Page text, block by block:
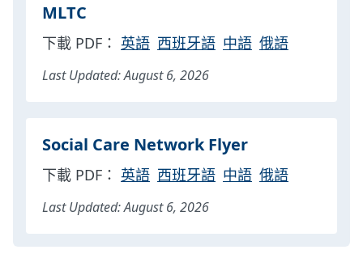
MLTC
下載 PDF： 英語 西班牙語 中語 俄語
Last Updated: August 6, 2026
Social Care Network Flyer
下載 PDF： 英語 西班牙語 中語 俄語
Last Updated: August 6, 2026